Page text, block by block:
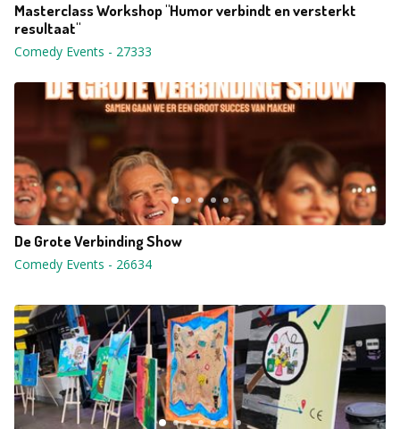
Masterclass Workshop "Humor verbindt en versterkt
resultaat"
Comedy Events - 27333
De Grote Verbinding Show
Comedy Events - 26634